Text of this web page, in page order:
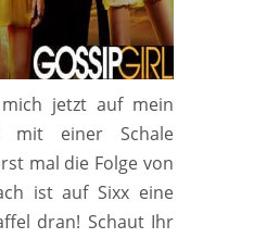
jetzt auf mein
mit einer Schale
mal die Folge von
ist auf Sixx eine
dran! Schaut Ihr